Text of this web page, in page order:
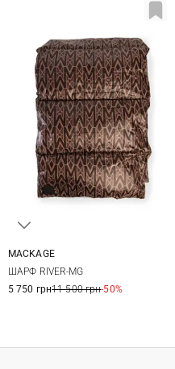
MACKAGE
ШАРФ RIVER-MG
5 750 грн11 500 грн-50%